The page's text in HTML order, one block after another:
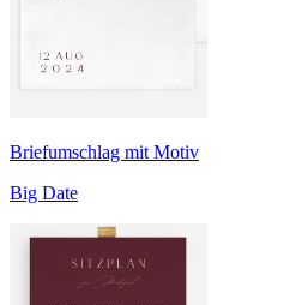
Briefumschlag mit Motiv
Big Date